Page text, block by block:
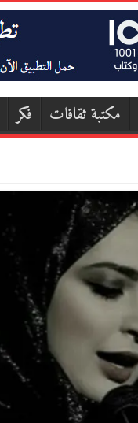
مكتبة ثقافات فكر